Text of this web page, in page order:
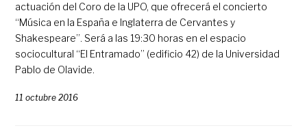
actuación del Coro de la UPO, que ofrecerá el concierto
“Música en la España e Inglaterra de Cervantes y
Shakespeare”. Será a las 19:30 horas en el espacio
sociocultural “El Entramado” (edificio 42) de la Universidad
Pablo de Olavide.
11 octubre 2016